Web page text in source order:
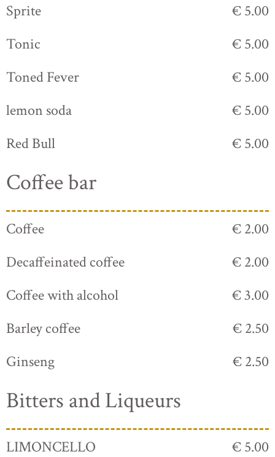
Sprite
€ 5.00
Tonic
€ 5.00
Toned Fever
€ 5.00
lemon soda
€ 5.00
Red Bull
€ 5.00
Coffee bar
Coffee
€ 2.00
Decaffeinated coffee
€ 2.00
Coffee with alcohol
€ 3.00
Barley coffee
€ 2.50
Ginseng
€ 2.50
Bitters and Liqueurs
LIMONCELLO € 5.00